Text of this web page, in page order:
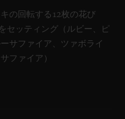
の回転する12枚の花び
セッティング（ルビー、ピ
サファイア、ツァボライ
ファイア）